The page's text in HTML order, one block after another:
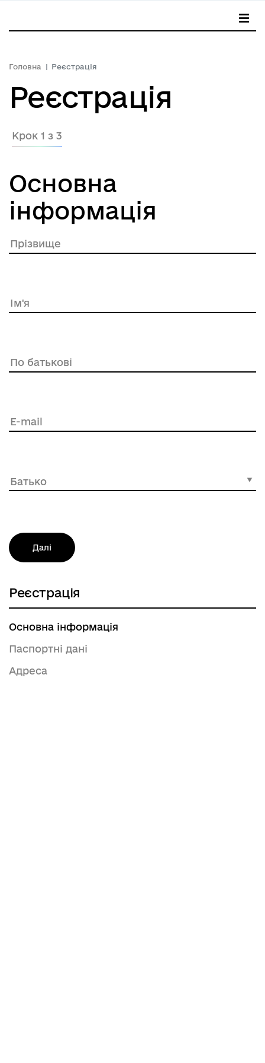
Головна Реєстрація
Реєстрація
Крок 1 з 3
Основна
інформація
Прізвище
Ім'я
По батькові
E-mail
Далі
Реєстрація
Основна інформація
Паспортні дані
Адреса